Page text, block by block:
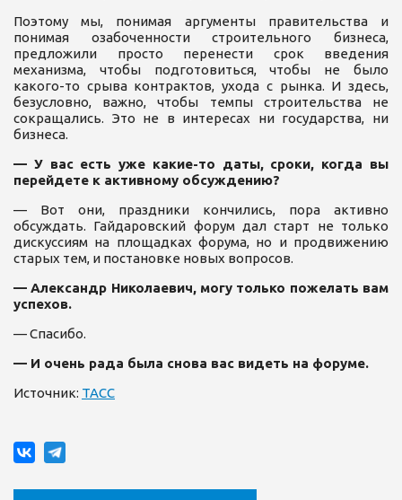
Поэтому мы, понимая аргументы правительства и
понимая озабоченности строительного бизнеса,
предложили просто перенести срок введения
механизма, чтобы подготовиться, чтобы не было
какого-то срыва контрактов, ухода с рынка. И здесь,
безусловно, важно, чтобы темпы строительства не
сокращались. Это не в интересах ни государства, ни
бизнеса.
— У вас есть уже какие-то даты, сроки, когда вы
перейдете к активному обсуждению?
— Вот они, праздники кончились, пора активно
обсуждать. Гайдаровский форум дал старт не только
дискуссиям на площадках форума, но и продвижению
старых тем, и постановке новых вопросов.
— Александр Николаевич, могу только пожелать вам
успехов.
— Спасибо.
— И очень рада была снова вас видеть на форуме.
Источник: ТАСС